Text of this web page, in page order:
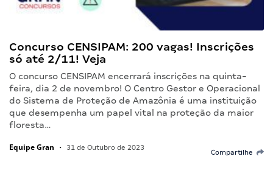
Concurso CENSIPAM: 200 vagas! Inscrições
só até 2/11! Veja
O concurso CENSIPAM encerrará inscrições na quinta-
feira, dia 2 de novembro! O Centro Gestor e Operacional
do Sistema de Proteção de Amazônia é uma instituição
que desempenha um papel vital na proteção da maior
floresta…
Equipe Gran • 31 de Outubro de 2023
Compartilhe